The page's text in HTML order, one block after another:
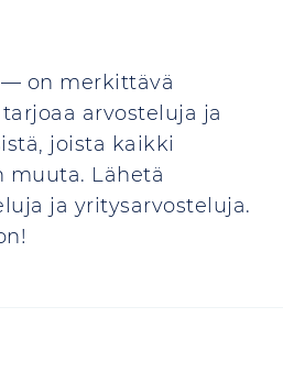
— on merkittävä
arvosteluja ja
joista kaikki
muuta. Lähetä
ja yritysarvosteluja.